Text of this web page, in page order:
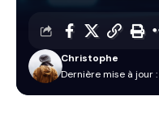
Dernière mise à jour
Christophe